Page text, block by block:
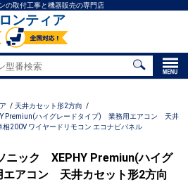
の取付工事と機器販売の専門店
ンティア
天井カセット形2方向
Premiun(ハイグレードタイプ) 業務用エアコン 天井
200V ワイヤードリモコン エコナビパネル
ニック XEPHY Premiun(ハイグ
アコン 天井カセット形2方向